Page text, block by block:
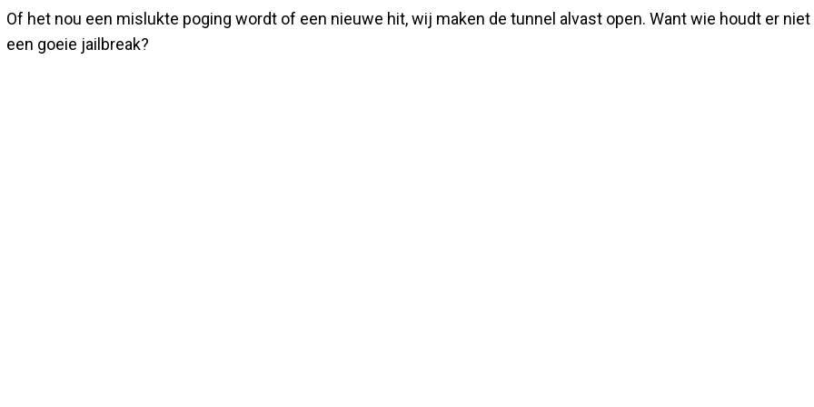
Of het nou een mislukte poging wordt of een nieuwe hit, wij maken de tunnel alvast open. Want wie houdt er niet
een goeie jailbreak?